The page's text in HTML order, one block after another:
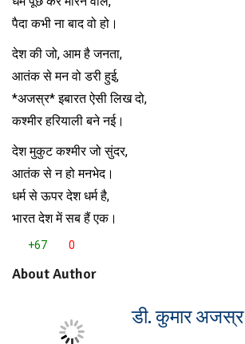
पैदा कभी ना बाद वो हो।
देश की जो, आम है जनता,
आतंक से मन वो डरी हुई,
*अजस्र* इबारत ऐसी लिख दो,
कश्मीर हरियाली बने नई।
देश मुकुट कश्मीर जो सुंदर,
आतंक से न हो मनभेद।
धर्म से ऊपर देश धर्म है,
भारत देश में सब हैं एक।
+67 0
About Author
डी. कुमार अजस्र